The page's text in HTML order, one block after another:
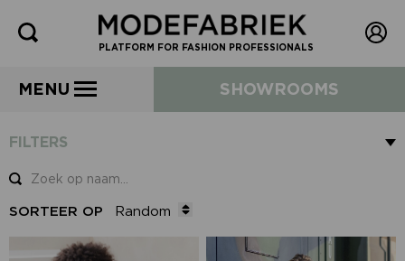
PLATFORM FOR FASHION PROFESSIONALS
MENU SHOWROOMS
FILTERS
SORTEER OP Random